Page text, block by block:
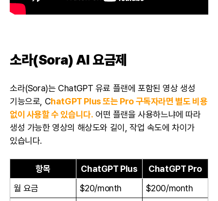
소라(Sora) AI 요금제
소라(Sora)는 ChatGPT 유료 플랜에 포함된 영상 생성
기능으로, ChatGPT Plus 또는 Pro 구독자라면 별도 비용
없이 사용할 수 있습니다. 어떤 플랜을 사용하느냐에 따라
생성 가능한 영상의 해상도와 길이, 작업 속도에 차이가
있습니다.
항목 ChatGPT Plus
ChatGPT Pro
월 요금
$20/month
$200/month